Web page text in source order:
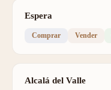
Espera
Comprar Vender
Alcalá del Valle